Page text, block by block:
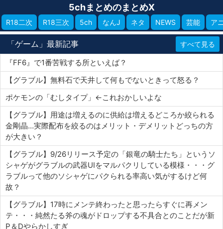
5chまとめのまとめX
R18二次 R18三次 5ch なんJ ネタ NEWS 芸能 ア
「ゲーム」最新記事 すべて見る
『FF6』で1番苦戦する所といえば？
【グラブル】無料石で天井して何もでないときって怒る？
ポケモンの「むしタイプ」←これおかしいよな
【グラブル】用途は増えるのに供給は増えるどころか絞られる
金剛晶…実際配布を絞るのはメリット・デメリットどっちの方
が大きい？
【グラブル】9/26リリース予定の「銀竜の騎士たち」というソ
シャゲがグラブルの武器UIをマルパクリしている模様・・・グ
ラブルって他のソシャゲにパクられる率高い気がするけど何
故？
【グラブル】17時にメンテ終わったと思ったらすぐに再メン
テ・・・純然たる斧の魂がドロップする不具合とのことだが新
P＆Dやらかしすぎ